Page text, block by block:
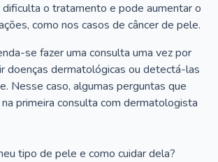
o tratamento e pode aumentar o
como nos casos de câncer de pele.
se fazer uma consulta uma vez por
doenças dermatológicas ou detectá-las
Nesse caso, algumas perguntas que
primeira consulta com dermatologista
tipo de pele e como cuidar dela?